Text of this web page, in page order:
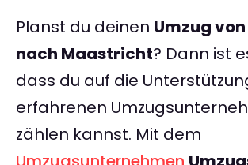
Planst du deinen Umzug von
nach Maastricht? Dann ist
dass du auf die
erfahrenen
zählen kannst. Mit dem